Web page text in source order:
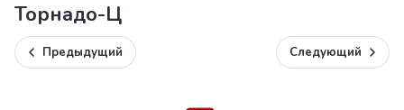
Торнадо-Ц
Предыдущий Следующий